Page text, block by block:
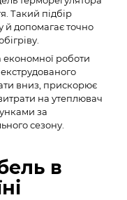
Такий підбір
й допомагає точно
економної роботи
вниз, прискорює
на утеплювач
за
сезону.
в